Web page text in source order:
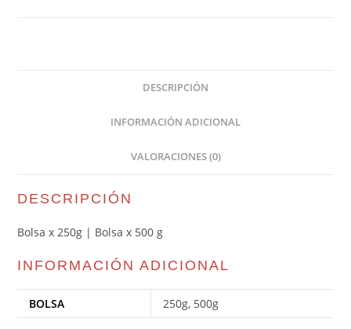
DESCRIPCIÓN
INFORMACIÓN ADICIONAL
VALORACIONES (0)
DESCRIPCIÓN
Bolsa x 250g | Bolsa x 500 g
INFORMACIÓN ADICIONAL
BOLSA 250g, 500g